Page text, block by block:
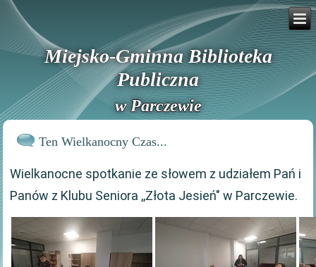
Miejsko-Gminna Biblioteka
Publiczna
w Parczewie
Ten Wielkanocny Czas...
Wielkanocne spotkanie ze słowem z udziałem Pań i
Panów z Klubu Seniora ,,Złota Jesień" w Parczewie.